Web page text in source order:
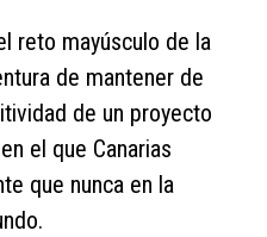
reto mayúsculo de la
de mantener de
de un proyecto
el que Canarias
que nunca en la